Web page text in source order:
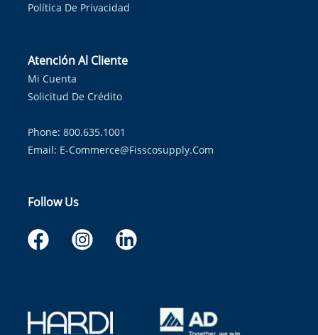
Política De Privacidad
Atención Al Cliente
Mi Cuenta
Solicitud De Crédito
Phone: 800.635.1001
Email: E-Commerce@fisscosupply.com
Follow Us